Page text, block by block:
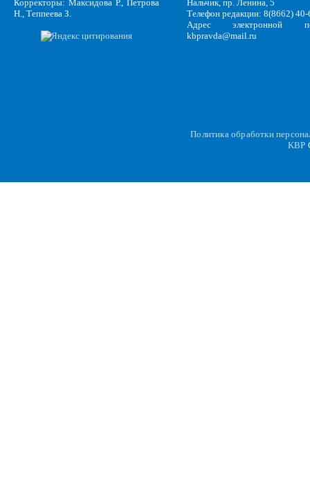
Корректоры: Максидова Р., Петрова
Н., Теппеева З.
Нальчик, пр. Ленина, 5
Телефон редакции: 8(8662)
Адрес электронной
kbpravda@mail.ru
Политика обработки
KBP